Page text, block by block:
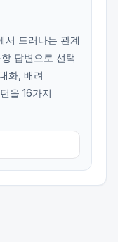
서 드러나는 관계
답변으로 선택
화, 배려
을 16가지